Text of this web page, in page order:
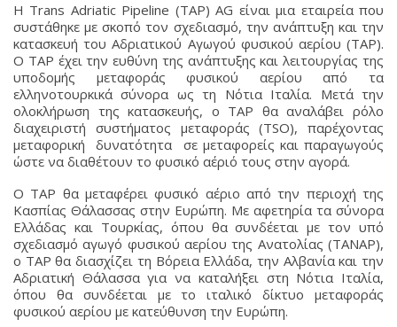
Η Trans Adriatic Pipeline (TAP) AG είναι μια εταιρεία που
συστάθηκε με σκοπό τον σχεδιασμό, την ανάπτυξη και την
κατασκευή του Αδριατικού Αγωγού φυσικού αερίου (TAP).
Ο TAP έχει την ευθύνη της ανάπτυξης και λειτουργίας της
υποδομής μεταφοράς φυσικού αερίου από τα
ελληνοτουρκικά σύνορα ως τη Νότια Ιταλία. Μετά την
ολοκλήρωση της κατασκευής, ο TAP θα αναλάβει ρόλο
διαχειριστή συστήματος μεταφοράς (TSO), παρέχοντας
μεταφορική δυνατότητα σε μεταφορείς και παραγωγούς
ώστε να διαθέτουν το φυσικό αέριό τους στην αγορά.
Ο TAP θα μεταφέρει φυσικό αέριο από την περιοχή της
Κασπίας Θάλασσας στην Ευρώπη. Με αφετηρία τα σύνορα
Ελλάδας και Τουρκίας, όπου θα συνδέεται με τον υπό
σχεδιασμό αγωγό φυσικού αερίου της Ανατολίας (TANAP),
ο TAP θα διασχίζει τη Βόρεια Ελλάδα, την Αλβανία και την
Αδριατική Θάλασσα για να καταλήξει στη Νότια Ιταλία,
όπου θα συνδέεται με το ιταλικό δίκτυο μεταφοράς
φυσικού αερίου με κατεύθυνση την Ευρώπη.